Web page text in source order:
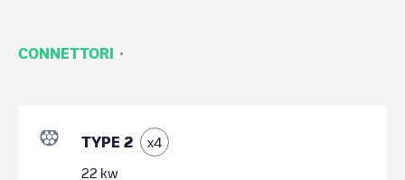
CONNETTORI ·
TYPE 2 x4
22 kw